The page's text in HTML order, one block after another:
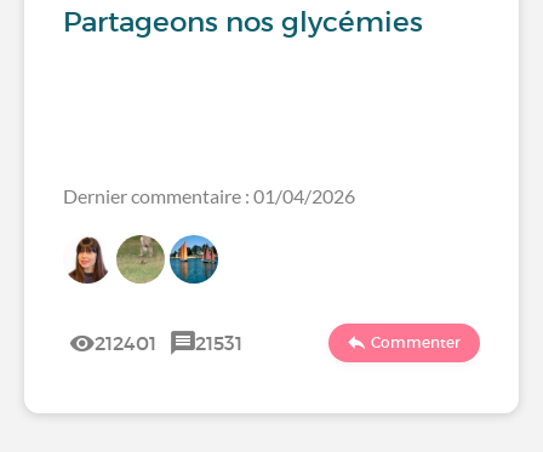
Partageons nos glycémies
Dernier commentaire : 01/04/2026
212401 21531 Commenter